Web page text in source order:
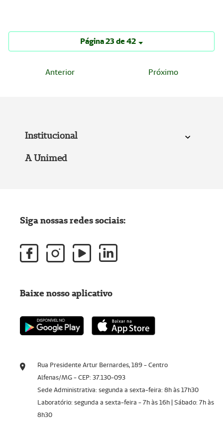
Página 23 de 42
Anterior Próximo
Institucional
A Unimed
Rua Presidente Artur Bernardes, 189 - Centro
Alfenas/MG - CEP: 37.130-093
Sede Administrativa: segunda a sexta-feira: 8h às 17h30
Laboratório: segunda a sexta-feira - 7h às 16h | Sábado: 7h às
8h30
Siga nossas redes sociais:
Baixe nosso aplicativo